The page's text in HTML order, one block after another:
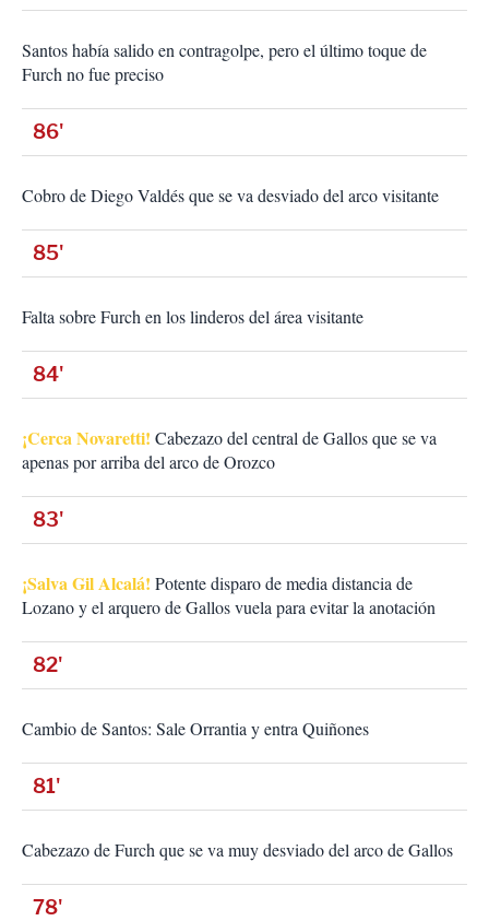
Santos había salido en contragolpe, pero el último toque de
Furch no fue preciso
86'
Cobro de Diego Valdés que se va desviado del arco visitante
85'
Falta sobre Furch en los linderos del área visitante
84'
¡Cerca Novaretti! Cabezazo del central de Gallos que se va
apenas por arriba del arco de Orozco
83'
¡Salva Gil Alcalá! Potente disparo de media distancia de
Lozano y el arquero de Gallos vuela para evitar la anotación
82'
Cambio de Santos: Sale Orrantia y entra Quiñones
81'
Cabezazo de Furch que se va muy desviado del arco de Gallos
78'